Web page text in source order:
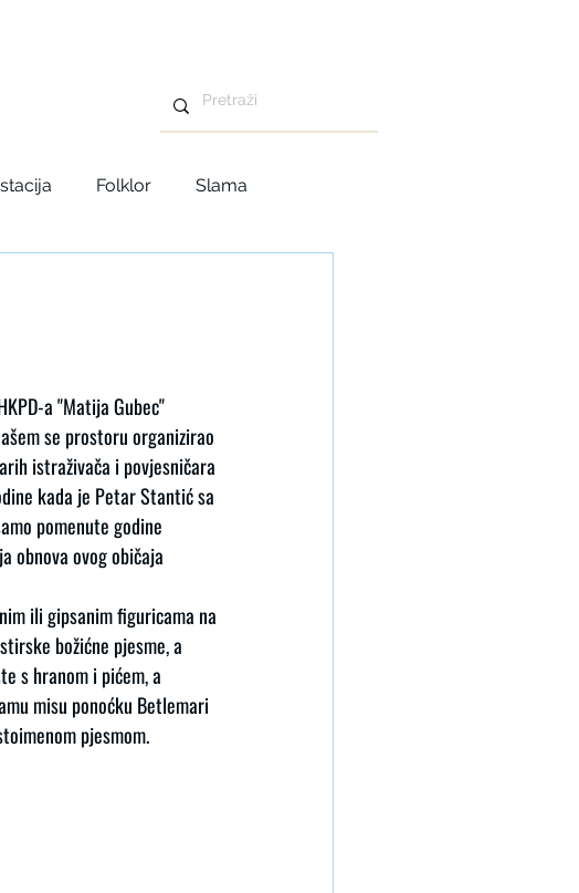
Folklor Slama
a "Matija Gubec"
se prostoru organizirao
istraživača i povjesničara
kada je Petar Stantić sa
pomenute godine
obnova ovog običaja
ili gipsanim figuricama na
božićne pjesme, a
s hranom i pićem, a
misu ponoćku Betlemari
pjesmom.